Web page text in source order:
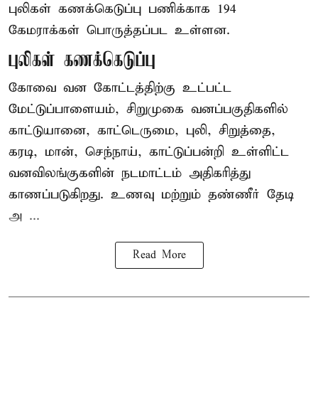
புலிகள் கணக்கெடுப்பு பணிக்காக 194
கேமராக்கள் பொருத்தப்பட உள்ளன.
புலிகள் கணக்கெடுப்பு
கோவை வன கோட்டத்திற்கு உட்பட்ட
மேட்டுப்பாளையம், சிறுமுகை வனப்பகுதிகளில்
காட்டுயானை, காட்டெருமை, புலி, சிறுத்தை,
கரடி, மான், செந்நாய், காட்டுப்பன்றி உள்ளிட்ட
வனவிலங்குகளின் நடமாட்டம் அதிகரித்து
காணப்படுகிறது. உணவு மற்றும் தண்ணீர் தேடி
அ ...
Read More